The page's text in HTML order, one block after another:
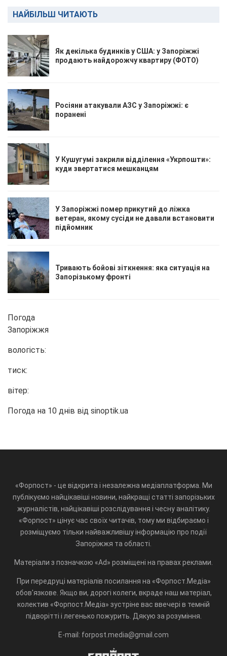
НАЙБІЛЬШ ЧИТАЮТЬ
Як декілька будинків у США: у Запоріжжі
продають найдорожчу квартиру (ФОТО)
Росіяни атакували АЗС у Запоріжжі: є
поранені
У Кушугумі закрили відділення «Укрпошти»:
куди звертатися мешканцям
У Запоріжжі помер прикутий до ліжка
ветеран, якому сусіди не давали встановити
підйомник
Тривають бойові зіткнення: яка ситуація на
Запорізькому фронті
Погода
Запоріжжя
вологість:
тиск:
вітер:
Погода на 10 днів від sinoptik.ua
«Форпост» - це відкрита і незалежна медіаплатформа. Ми
публікуємо найцікавіші новини, найкращі статті запорізьких
журналістів, найцікавіші розслідування і чесну аналітику.
«Форпост» цінує час своїх читачів, тому ми відбираємо і
розміщуємо тільки найважливішу інформацію про події
Запоріжжя та області.
Матеріали з позначкою «Ad» розміщені на правах реклами.
При передруці матеріалів посилання на «Форпост.Медіа»
обов'язкове. Якщо ви, дорогі колеги, вкраде наш матеріал,
колектив «Форпост.Медіа» зустріне вас ввечері в темній
підворітті і легенько пожурить. Дякую за розуміння.
E-mail: forpost.media@gmail.com